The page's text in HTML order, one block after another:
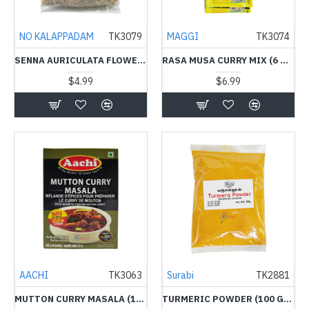
NO KALAPPADAM TK3079
SENNA AURICULATA FLOWER (25 G) - NO KALAPPADAM - ஆவாரம் பூ
$4.99
MAGGI TK3074
RASA MUSA CURRY MIX (6 G)X12 BAG - MAGGI-ரச முசு கறி கலவை
$6.99
AACHI TK3063
MUTTON CURRY MASALA (160 G) - AACHI-ஆட்டு இறைச்சி கலவை
Surabi TK2881
TURMERIC POWDER (100 G) - SURABI-மஞ்சள் தூள்